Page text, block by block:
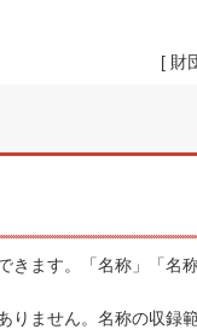
[ 財
ます。「名称」「名
りません。名称の収録